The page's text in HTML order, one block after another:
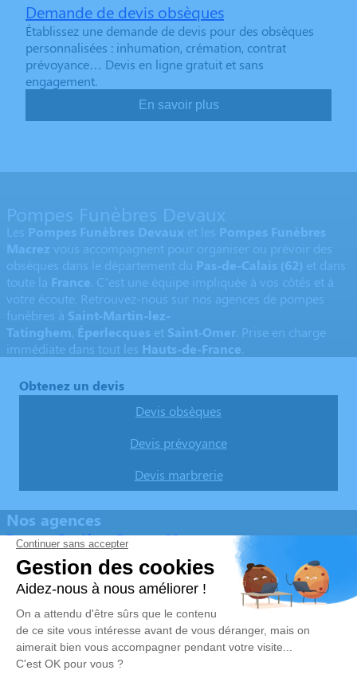
Demande de devis obsèques
Établissez une demande de devis pour des obsèques
personnalisées : inhumation, crémation, contrat
prévoyance… Devis en ligne gratuit et sans
engagement.
En savoir plus
Pompes Funèbres Devaux
Les Pompes Funèbres Devaux et les Pompes Funèbres
Macrez vous accompagnent pour organiser ou prévoir des
obsèques dans le département du Pas-de-Calais (62) et dans
toute la France . C’est une équipe impliquée à vos côtés et à
votre écoute. Retrouvez-nous sur nos agences de pompes
funèbres à Saint-Martin-lez-
Tatinghem, Éperlecques et Saint-Omer . Prise en charge
immédiate dans tout les Hauts-de-France
Obtenez un devis
Devis obsèques
Devis prévoyance
Devis marbrerie
Nos agences
Pompes Funèbres Devaux Macrez
03 74 11 85 41
pfdevaux1@hotmail.com
5/5 - 16 avis
Pompes Funèbres Devaux